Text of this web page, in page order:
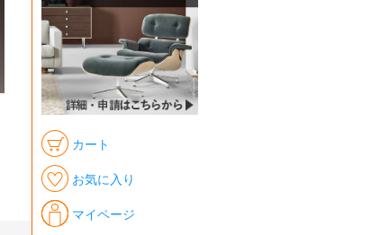
カート
お気に入り
マイページ